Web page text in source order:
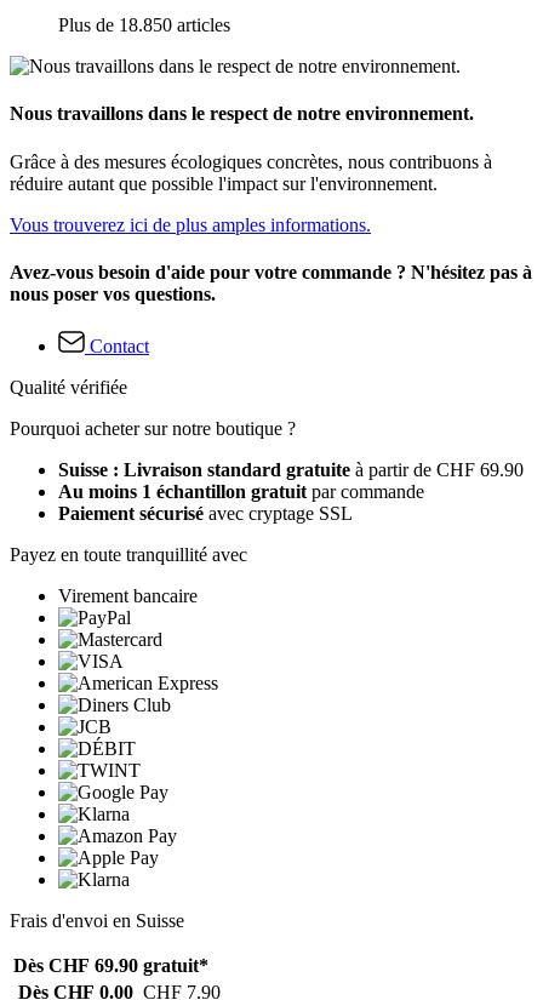
Plus de 18.850 articles
Nous travaillons dans le respect de notre environnement.
Grâce à des mesures écologiques concrètes, nous contribuons à
réduire autant que possible l'impact sur l'environnement.
Vous trouverez ici de plus amples informations.
Avez-vous besoin d'aide pour votre commande ? N'hésitez pas à
nous poser vos questions.
Contact
Qualité vérifiée
Pourquoi acheter sur notre boutique ?
Suisse : Livraison standard gratuite à partir de CHF 69.90
Au moins 1 échantillon gratuit par commande
Paiement sécurisé avec cryptage SSL
Payez en toute tranquillité avec
Virement bancaire
Frais d'envoi en Suisse
Dès CHF 69.90 gratuit*
Dès CHF 0.00 CHF 7.90